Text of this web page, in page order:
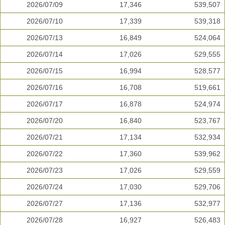
2026/07/09 17,346 539,507
2026/07/10 17,339 539,318
2026/07/13 16,849 524,064
2026/07/14 17,026 529,555
2026/07/15 16,994 528,577
2026/07/16 16,708 519,661
2026/07/17 16,878 524,974
2026/07/20 16,840 523,767
2026/07/21 17,134 532,934
2026/07/22 17,360 539,962
2026/07/23 17,026 529,559
2026/07/24 17,030 529,706
2026/07/27 17,136 532,977
2026/07/28 16,927 526,483